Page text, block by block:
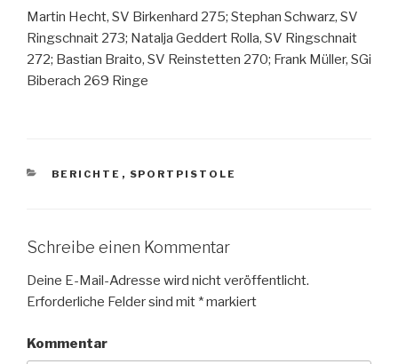
Martin Hecht, SV Birkenhard 275; Stephan Schwarz, SV
Ringschnait 273; Natalja Geddert Rolla, SV Ringschnait
272; Bastian Braito, SV Reinstetten 270; Frank Müller, SGi
Biberach 269 Ringe
KATEGORIEN
BERICHTE , SPORTPISTOLE
Schreibe einen Kommentar
Deine E-Mail-Adresse wird nicht veröffentlicht.
Erforderliche Felder sind mit *markiert
Kommentar